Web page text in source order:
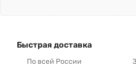
Быстрая доставка
По всей России